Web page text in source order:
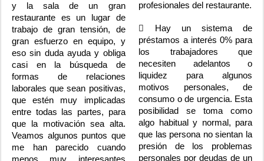
y la sala de un gran
restaurante es un lugar de
trabajo de gran tensión, de
gran esfuerzo en equipo, y
eso sin duda ayuda y obliga
casi en la búsqueda de
formas de relaciones
laborales que sean positivas,
que estén muy implicadas
entre todas las partes, para
que la motivación sea alta.
Veamos algunos puntos que
me han parecido cuando
profesionales del restaurante.
 Hay un sistema de
préstamos a interés 0% para
los trabajadores que
necesiten adelantos o
liquidez para algunos
motivos personales, de
consumo o de urgencia. Esta
posibilidad se toma como
algo habitual y normal, para
que las persona no sientan la
presión de los problemas
personales por deudas de un